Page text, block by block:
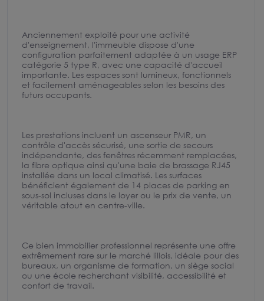
Anciennement exploité pour une activité
d'enseignement, l'immeuble dispose d'une
configuration parfaitement adaptée à un usage ERP
catégorie 5 type R, avec une capacité d'accueil
importante. Les espaces sont lumineux, fonctionnels
et facilement aménageables selon les besoins des
futurs occupants.
Les prestations incluent un ascenseur PMR, un
contrôle d'accès sécurisé, une sortie de secours
indépendante, des fenêtres récemment remplacées,
la fibre optique ainsi qu'une baie de brassage RJ45
installée dans un local climatisé. Les surfaces
bénéficient également de 14 places de parking en
sous-sol incluses dans le loyer ou le prix de vente, un
véritable atout en centre-ville.
Ce bien immobilier professionnel représente une offre
extrêmement rare sur le marché lillois, idéale pour des
bureaux, un organisme de formation, un siège social
ou une école recherchant visibilité, accessibilité et
confort de travail.